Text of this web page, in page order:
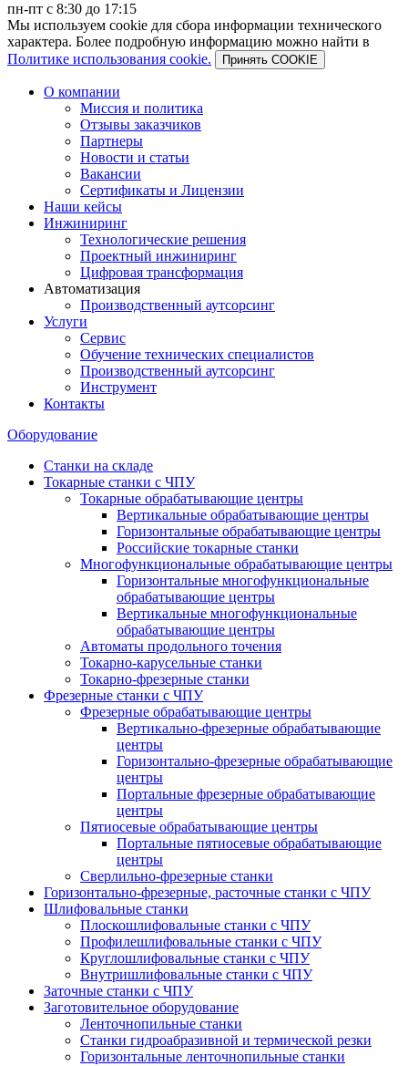
пн-пт с 8:30 до 17:15
Мы используем cookie для сбора информации технического
характера. Более подробную информацию можно найти в
Политике использования cookie.
Принять COOKIE
О компании
Миссия и политика
Отзывы заказчиков
Партнеры
Новости и статьи
Вакансии
Сертификаты и Лицензии
Наши кейсы
Инжиниринг
Технологические решения
Проектный инжиниринг
Цифровая трансформация
Автоматизация
Производственный аутсорсинг
Услуги
Сервис
Обучение технических специалистов
Производственный аутсорсинг
Инструмент
Контакты
Оборудование
Станки на складе
Токарные станки с ЧПУ
Токарные обрабатывающие центры
Вертикальные обрабатывающие центры
Горизонтальные обрабатывающие центры
Российские токарные станки
Многофункциональные обрабатывающие центры
Горизонтальные многофункциональные
обрабатывающие центры
Вертикальные многофункциональные
обрабатывающие центры
Автоматы продольного точения
Токарно-карусельные станки
Токарно-фрезерные станки
Фрезерные станки с ЧПУ
Фрезерные обрабатывающие центры
Вертикально-фрезерные обрабатывающие
центры
Горизонтально-фрезерные обрабатывающие
центры
Портальные фрезерные обрабатывающие
центры
Пятиосевые обрабатывающие центры
Портальные пятиосевые обрабатывающие
центры
Сверлильно-фрезерные станки
Горизонтально-фрезерные, расточные станки с ЧПУ
Шлифовальные станки
Плоскошлифовальные станки с ЧПУ
Профилешлифовальные станки с ЧПУ
Круглошлифовальные станки с ЧПУ
Внутришлифовальные станки с ЧПУ
Заточные станки с ЧПУ
Заготовительное оборудование
Ленточнопильные станки
Станки гидроабразивной и термической резки
Горизонтальные ленточнопильные станки